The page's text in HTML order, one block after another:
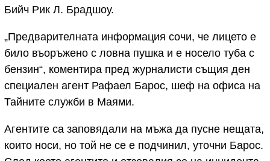
Бийч Рик Л. Брадшоу.
„Предварителната информация сочи, че лицето е
било въоръжено с ловна пушка и е носело туба с
бензин“, коментира пред журналисти същия ден
специален агент Рафаел Барос, шеф на офиса на
Тайните служби в Маями.
Агентите са заповядали на мъжа да пусне нещата,
които носи, но той не се е подчинил, уточни Барос.